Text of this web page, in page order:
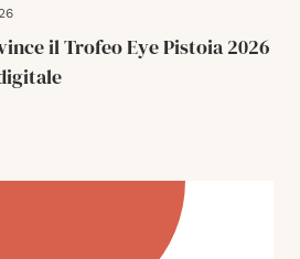
il Trofeo Eye Pistoia 2026